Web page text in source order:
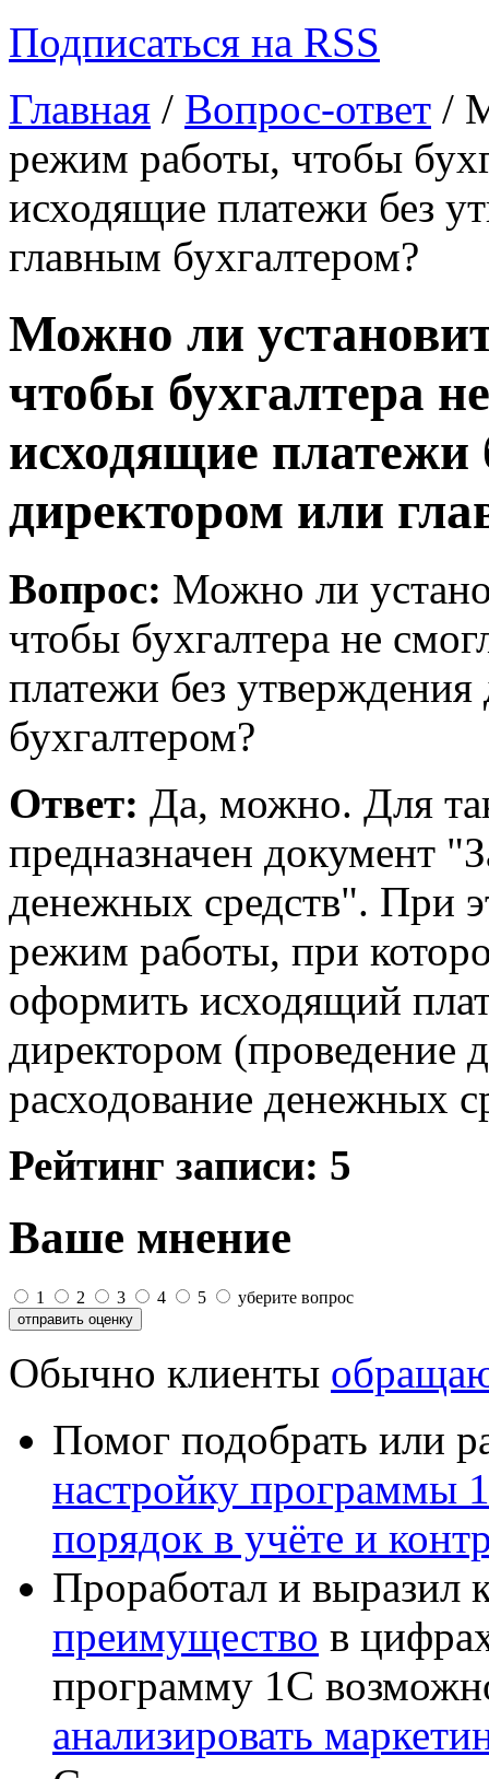
Подписаться на RSS
Главная / Вопрос-ответ /
режим работы, чтобы
исходящие платежи без
главным бухгалтером?
Можно ли
чтобы бухгалтера
исходящие платежи
директором или
Вопрос: Можно ли
чтобы бухгалтера не
платежи без
бухгалтером?
Ответ: Да, можно. Для
предназначен документ
денежных средств". При
режим работы, при
оформить исходящий
директором (проведение
расходование денежных
Рейтинг записи: 5
Ваше мнение
1 2 3 4 5 уберите вопрос
Обычно клиенты
Помог подобрать или
настройку программы
порядок в учёте и
Проработал и выразил
преимущество в
программу 1С
анализировать